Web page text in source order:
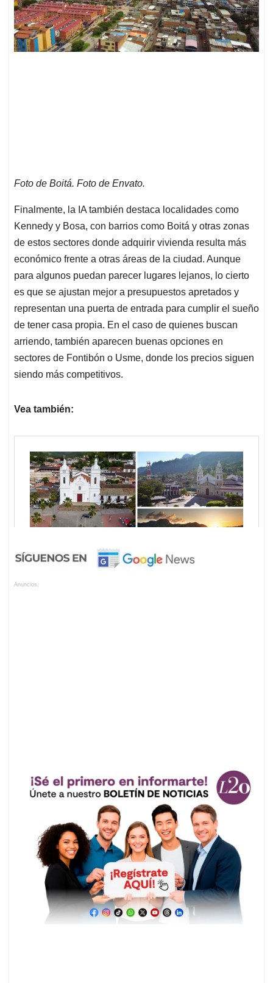
Foto de Boitá. Foto de Envato.
Finalmente, la IA también destaca localidades como
Kennedy y Bosa, con barrios como Boitá y otras zonas
de estos sectores donde adquirir vivienda resulta más
económico frente a otras áreas de la ciudad. Aunque
para algunos puedan parecer lugares lejanos, lo cierto
es que se ajustan mejor a presupuestos apretados y
representan una puerta de entrada para cumplir el sueño
de tener casa propia. En el caso de quienes buscan
arriendo, también aparecen buenas opciones en
sectores de Fontibón o Usme, donde los precios siguen
siendo más competitivos.
Vea también:
Anuncios.